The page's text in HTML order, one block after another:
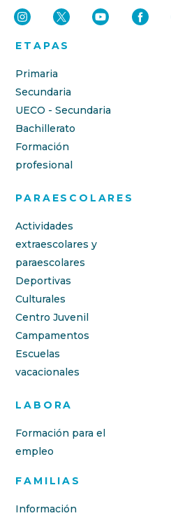
ETAPAS
Primaria
Secundaria
UECO - Secundaria
Bachillerato
Formación
profesional
PARAESCOLARES
Actividades
extraescolares y
paraescolares
Deportivas
Culturales
Centro Juvenil
Campamentos
Escuelas
vacacionales
LABORA
Formación para el
empleo
FAMILIAS
Información